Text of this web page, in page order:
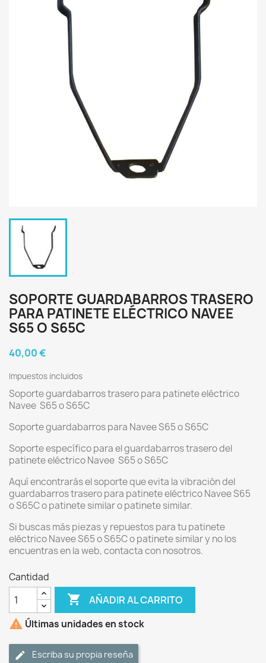
SOPORTE GUARDABARROS TRASERO
PARA PATINETE ELÉCTRICO NAVEE
S65 O S65C
40,00 €
Impuestos incluidos
Soporte guardabarros trasero para patinete eléctrico
Navee S65 o S65C
Soporte guardabarros para Navee S65 o S65C
Soporte específico para el guardabarros trasero del
patinete eléctrico Navee S65 o S65C
Aquí encontrarás el soporte que evita la vibración del
guardabarros trasero para patinete eléctrico Navee S65
o S65C o patinete similar o patinete similar.
Si buscas más piezas y repuestos para tu patinete
eléctrico Navee S65 o S65C o patinete similar y no los
encuentras en la web, contacta con nosotros.
Cantidad
 AÑADIR AL CARRITO
 Últimas unidades en stock
Escriba su propia reseña